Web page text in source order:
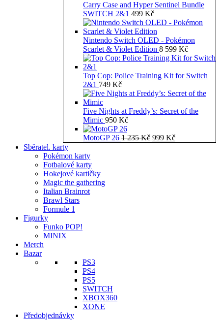
Carry Case and Hyper Sentinel Bundle
SWITCH 2&1 499 Kč
Nintendo Switch OLED - Pokémon
Scarlet & Violet Edition 8 599 Kč
Top Cop: Police Training Kit for Switch
2&1 749 Kč
Five Nights at Freddy’s: Secret of the
Mimic 950 Kč
MotoGP 26 1 235Kč Původní
999 KčAktuální
Sběratel. karty
Pokémon karty
Fotbalové karty
Hokejové kartičky
Magic the gathering
Italian Brainrot
Brawl Stars
Formule 1
Figurky
Funko POP!
MINIX
Merch
Bazar
PS3
PS4
PS5
SWITCH
XBOX360
XONE
Předobjednávky